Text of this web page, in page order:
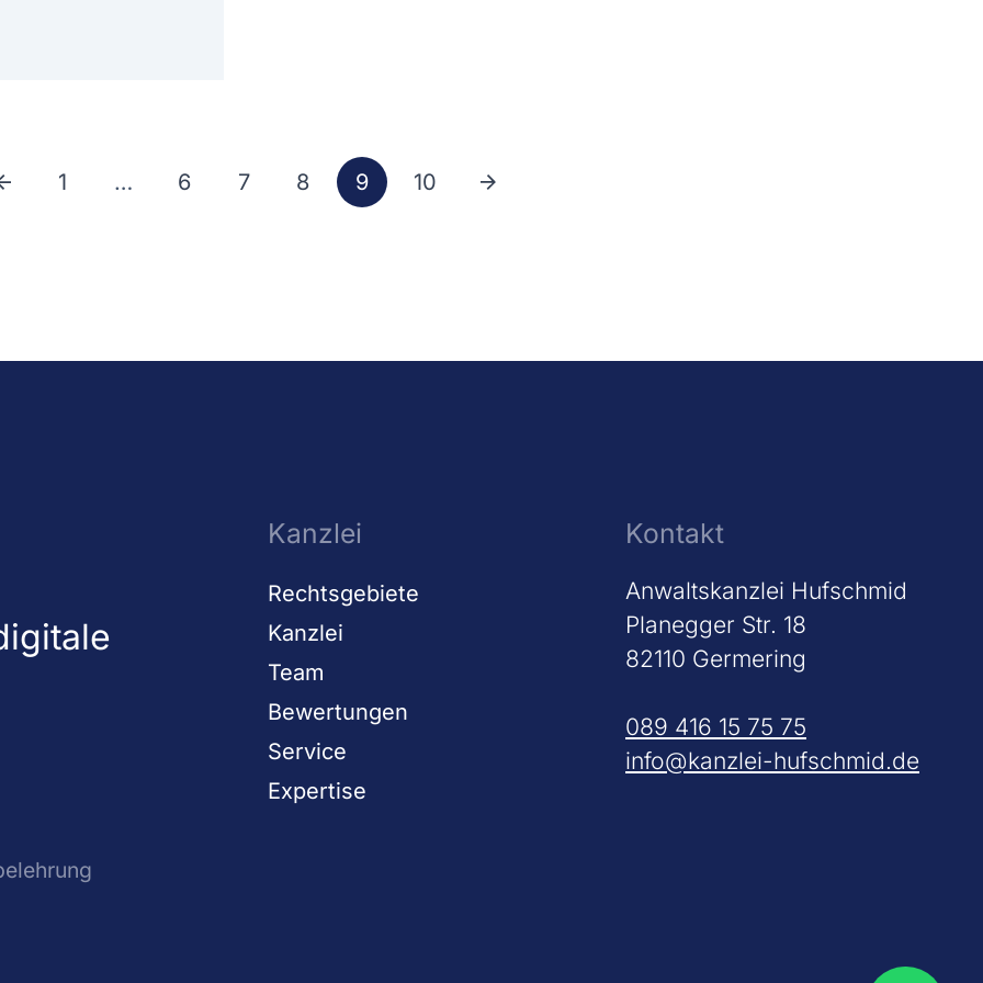
1 … 6 7 8 9 10
Kanzlei
Rechtsgebiete
Kanzlei
Team
Bewertungen
Service
Expertise
Kontakt
Anwaltskanzlei Hufschmid
Planegger Str. 18
82110 Germering
089 416 15 75 75
info@kanzlei-hufschmid.de